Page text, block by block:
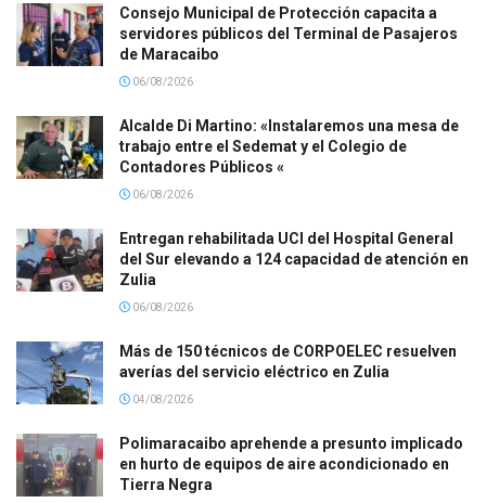
Consejo Municipal de Protección capacita a
servidores públicos del Terminal de Pasajeros
de Maracaibo
06/08/2026
Alcalde Di Martino: «Instalaremos una mesa de
trabajo entre el Sedemat y el Colegio de
Contadores Públicos «
06/08/2026
Entregan rehabilitada UCI del Hospital General
del Sur elevando a 124 capacidad de atención en
Zulia
06/08/2026
Más de 150 técnicos de CORPOELEC resuelven
averías del servicio eléctrico en Zulia
04/08/2026
Polimaracaibo aprehende a presunto implicado
en hurto de equipos de aire acondicionado en
Tierra Negra